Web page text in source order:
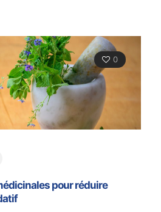
0
pour réduire